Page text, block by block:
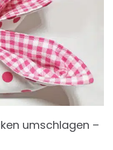
umschlagen –